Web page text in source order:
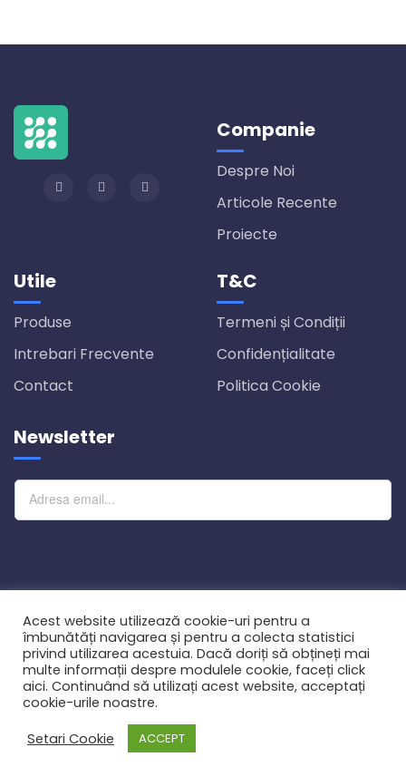
Companie
Despre Noi
Articole Recente
Proiecte
Utile
Produse
Intrebari Frecvente
Contact
T&C
Termeni și Condiții
Confidențialitate
Politica Cookie
Newsletter
Abonare
© 2021Fergus Green Investment SRL.Toate drepturile
rezervate.
Acest website utilizează cookie-uri pentru a
îmbunătăți navigarea și pentru a colecta statistici
privind utilizarea acestuia. Dacă doriți să obțineți mai
multe informații despre modulele cookie, faceți click
aici. Continuând să utilizați acest website, acceptați
cookie-urile noastre.
Setari Cookie
ACCEPT